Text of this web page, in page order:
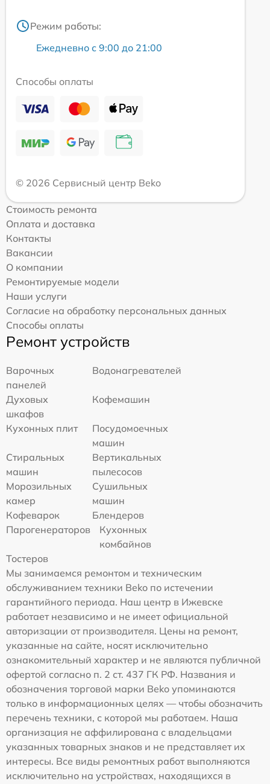
Режим работы:
Ежедневно с 9:00 до 21:00
Способы оплаты
© 2026 Сервисный центр Beko
Стоимость ремонта
Оплата и доставка
Контакты
Вакансии
О компании
Ремонтируемые модели
Наши услуги
Согласие на обработку персональных данных
Способы оплаты
Ремонт устройств
Варочных
панелей
Водонагревателей
Духовых
шкафов
Кофемашин
Кухонных плит
Посудомоечных
машин
Стиральных
машин
Вертикальных
пылесосов
Морозильных
камер
Сушильных
машин
Кофеварок
Блендеров
Парогенераторов
Кухонных
комбайнов
Тостеров
Мы занимаемся ремонтом и техническим
обслуживанием техники Beko по истечении
гарантийного периода. Наш центр в Ижевске
работает независимо и не имеет официальной
авторизации от производителя. Цены на ремонт,
указанные на сайте, носят исключительно
ознакомительный характер и не являются публичной
офертой согласно п. 2 ст. 437 ГК РФ. Названия и
обозначения торговой марки Beko упоминаются
только в информационных целях — чтобы обозначить
перечень техники, с которой мы работаем. Наша
организация не аффилирована с владельцами
указанных товарных знаков и не представляет их
интересы. Все виды ремонтных работ выполняются
исключительно на устройствах, находящихся в